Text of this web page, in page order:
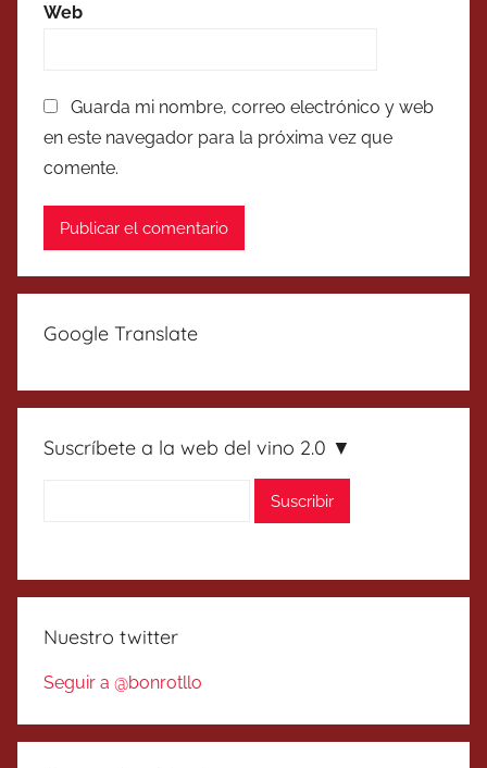
Web
Guarda mi nombre, correo electrónico y web
en este navegador para la próxima vez que
comente.
Google Translate
Suscríbete a la web del vino 2.0 ▼
Nuestro twitter
Seguir a @bonrotllo